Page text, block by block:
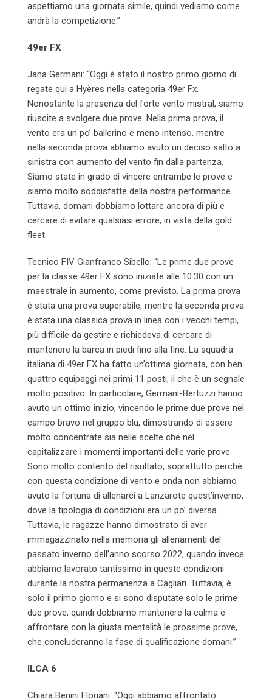
aspettiamo una giornata simile, quindi vediamo come
andrà la competizione.”
49er FX
Jana Germani: “Oggi è stato il nostro primo giorno di
regate qui a Hyères nella categoria 49er Fx.
Nonostante la presenza del forte vento mistral, siamo
riuscite a svolgere due prove. Nella prima prova, il
vento era un po’ ballerino e meno intenso, mentre
nella seconda prova abbiamo avuto un deciso salto a
sinistra con aumento del vento fin dalla partenza.
Siamo state in grado di vincere entrambe le prove e
siamo molto soddisfatte della nostra performance.
Tuttavia, domani dobbiamo lottare ancora di più e
cercare di evitare qualsiasi errore, in vista della gold
fleet.
Tecnico FIV Gianfranco Sibello: “Le prime due prove
per la classe 49er FX sono iniziate alle 10:30 con un
maestrale in aumento, come previsto. La prima prova
è stata una prova superabile, mentre la seconda prova
è stata una classica prova in linea con i vecchi tempi,
più difficile da gestire e richiedeva di cercare di
mantenere la barca in piedi fino alla fine. La squadra
italiana di 49er FX ha fatto un’ottima giornata, con ben
quattro equipaggi nei primi 11 posti, il che è un segnale
molto positivo. In particolare, Germani-Bertuzzi hanno
avuto un ottimo inizio, vincendo le prime due prove nel
campo bravo nel gruppo blu, dimostrando di essere
molto concentrate sia nelle scelte che nel
capitalizzare i momenti importanti delle varie prove.
Sono molto contento del risultato, soprattutto perché
con questa condizione di vento e onda non abbiamo
avuto la fortuna di allenarci a Lanzarote quest’inverno,
dove la tipologia di condizioni era un po’ diversa.
Tuttavia, le ragazze hanno dimostrato di aver
immagazzinato nella memoria gli allenamenti del
passato inverno dell’anno scorso 2022, quando invece
abbiamo lavorato tantissimo in queste condizioni
durante la nostra permanenza a Cagliari. Tuttavia, è
solo il primo giorno e si sono disputate solo le prime
due prove, quindi dobbiamo mantenere la calma e
affrontare con la giusta mentalità le prossime prove,
che concluderanno la fase di qualificazione domani.”
ILCA 6
Chiara Benini Floriani: “Oggi abbiamo affrontato